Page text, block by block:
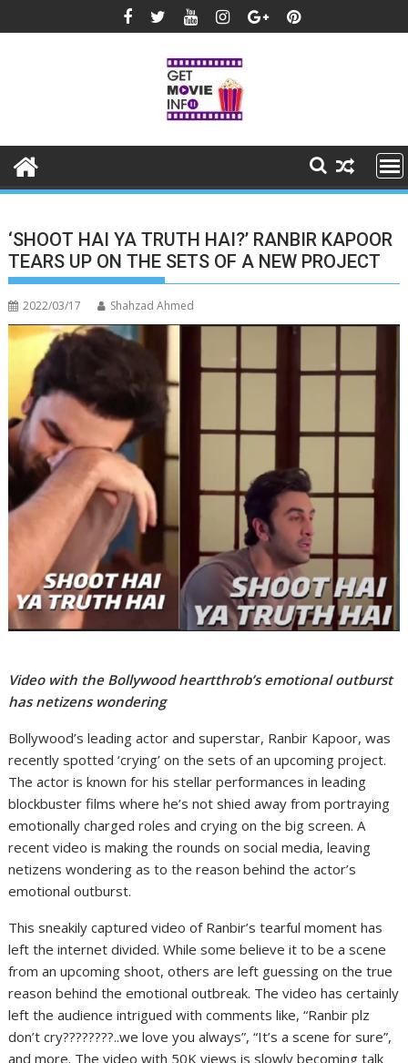
to
‘SHOOT HAI YA TRUTH HAI?’ RANBIR KAPOOR
TEARS UP ON THE SETS OF A NEW PROJECT
2022/03/17 Shahzad Ahmed
Video with the Bollywood heartthrob’s emotional outburst
has netizens wondering
Bollywood’s leading actor and superstar, Ranbir Kapoor, was
recently spotted ‘crying’ on the sets of an upcoming project.
The actor is known for his stellar performances in leading
blockbuster films where he’s not shied away from portraying
emotionally charged roles and crying on the big screen. A
recent video is making the rounds on social media, leaving
netizens wondering as to the reason behind the actor’s
emotional outburst.
This sneakily captured video of Ranbir’s tearful moment has
left the internet divided. While some believe it to be a scene
from an upcoming shoot, others are left guessing on the true
reason behind the emotional outbreak. The video has certainly
left the audience intrigued with comments like, “Ranbir plz
don’t cry????????..we love you always”, “It’s a scene for sure”,
and more. The video with 50K views is slowly becoming talk